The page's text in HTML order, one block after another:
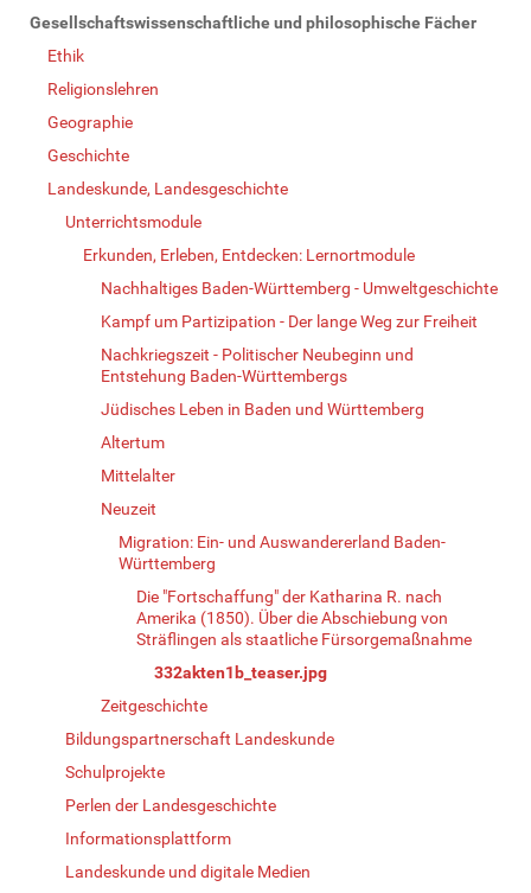
Gesellschaftswissenschaftliche und philosophische Fächer
Ethik
Religionslehren
Geographie
Geschichte
Landeskunde, Landesgeschichte
Unterrichtsmodule
Erkunden, Erleben, Entdecken: Lernortmodule
Nachhaltiges Baden-Württemberg - Umweltgeschichte
Kampf um Partizipation - Der lange Weg zur Freiheit
Nachkriegszeit - Politischer Neubeginn und
Entstehung Baden-Württembergs
Jüdisches Leben in Baden und Württemberg
Altertum
Mittelalter
Neuzeit
Migration: Ein- und Auswandererland Baden-
Württemberg
Die "Fortschaffung" der Katharina R. nach
Amerika (1850). Über die Abschiebung von
Sträflingen als staatliche Fürsorgemaßnahme
332akten1b_teaser.jpg
Zeitgeschichte
Bildungspartnerschaft Landeskunde
Schulprojekte
Perlen der Landesgeschichte
Informationsplattform
Landeskunde und digitale Medien